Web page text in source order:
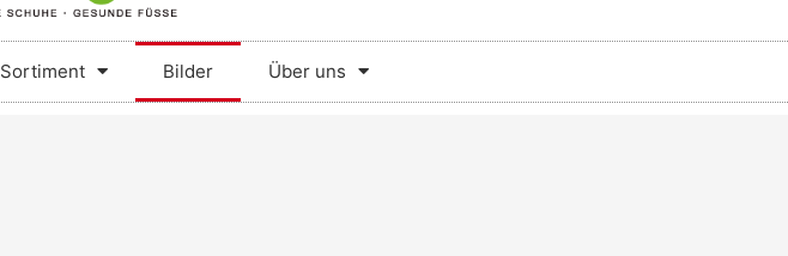
Sortiment Bilder Über uns